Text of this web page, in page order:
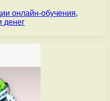
онлайн-обучения,
денег